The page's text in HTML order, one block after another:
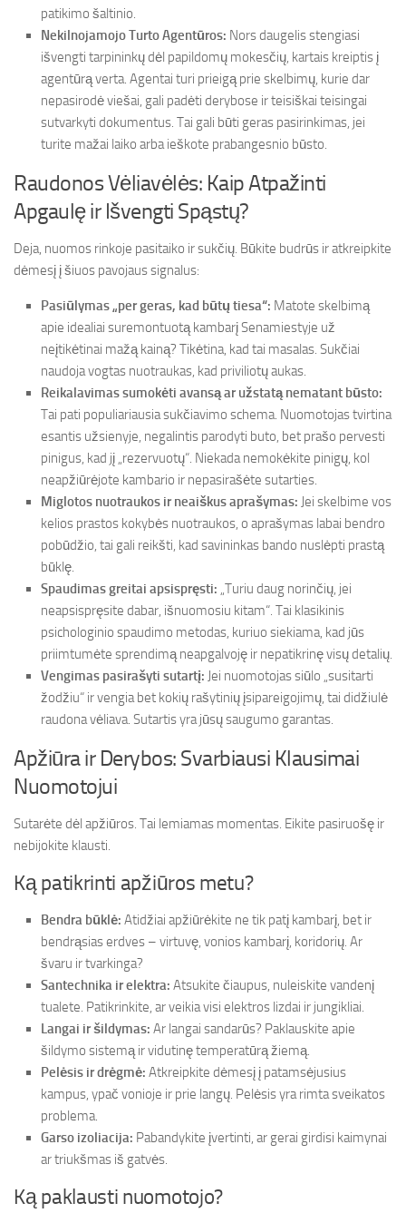
patikimo šaltinio.
Nekilnojamojo Turto Agentūros: Nors daugelis stengiasi
išvengti tarpininkų dėl papildomų mokesčių, kartais kreiptis į
agentūrą verta. Agentai turi prieigą prie skelbimų, kurie dar
nepasirodė viešai, gali padėti derybose ir teisiškai teisingai
sutvarkyti dokumentus. Tai gali būti geras pasirinkimas, jei
turite mažai laiko arba ieškote prabangesnio būsto.
Raudonos Vėliavėlės: Kaip Atpažinti
Apgaulę ir Išvengti Spąstų?
Deja, nuomos rinkoje pasitaiko ir sukčių. Būkite budrūs ir atkreipkite
dėmesį į šiuos pavojaus signalus:
Pasiūlymas „per geras, kad būtų tiesa“: Matote skelbimą
apie idealiai suremontuotą kambarį Senamiestyje už
neįtikėtinai mažą kainą? Tikėtina, kad tai masalas. Sukčiai
naudoja vogtas nuotraukas, kad priviliotų aukas.
Reikalavimas sumokėti avansą ar užstatą nematant būsto:
Tai pati populiariausia sukčiavimo schema. Nuomotojas tvirtina
esantis užsienyje, negalintis parodyti buto, bet prašo pervesti
pinigus, kad jį „rezervuotų“. Niekada nemokėkite pinigų, kol
neapžiūrėjote kambario ir nepasirašėte sutarties.
Miglotos nuotraukos ir neaiškus aprašymas: Jei skelbime vos
kelios prastos kokybės nuotraukos, o aprašymas labai bendro
pobūdžio, tai gali reikšti, kad savininkas bando nuslėpti prastą
būklę.
Spaudimas greitai apsispręsti: „Turiu daug norinčių, jei
neapsispręsite dabar, išnuomosiu kitam“. Tai klasikinis
psichologinio spaudimo metodas, kuriuo siekiama, kad jūs
priimtumėte sprendimą neapgalvoję ir nepatikrinę visų detalių.
Vengimas pasirašyti sutartį: Jei nuomotojas siūlo „susitarti
žodžiu“ ir vengia bet kokių rašytinių įsipareigojimų, tai didžiulė
raudona vėliava. Sutartis yra jūsų saugumo garantas.
Apžiūra ir Derybos: Svarbiausi Klausimai
Nuomotojui
Sutarėte dėl apžiūros. Tai lemiamas momentas. Eikite pasiruošę ir
nebijokite klausti.
Ką patikrinti apžiūros metu?
Bendra būklė: Atidžiai apžiūrėkite ne tik patį kambarį, bet ir
bendrąsias erdves – virtuvę, vonios kambarį, koridorių. Ar
švaru ir tvarkinga?
Santechnika ir elektra: Atsukite čiaupus, nuleiskite vandenį
tualete. Patikrinkite, ar veikia visi elektros lizdai ir jungikliai.
Langai ir šildymas: Ar langai sandarūs? Paklauskite apie
šildymo sistemą ir vidutinę temperatūrą žiemą.
Pelėsis ir drėgmė: Atkreipkite dėmesį į patamsėjusius
kampus, ypač vonioje ir prie langų. Pelėsis yra rimta sveikatos
problema.
Garso izoliacija: Pabandykite įvertinti, ar gerai girdisi kaimynai
ar triukšmas iš gatvės.
Ką paklausti nuomotojo?